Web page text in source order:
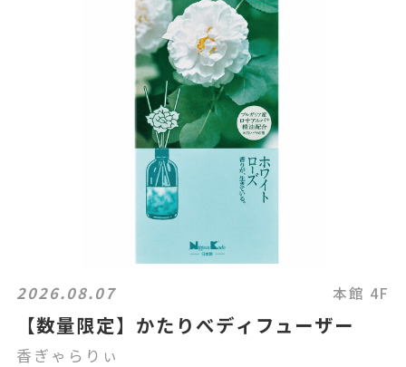
2026.08.07 本館 4F
【数量限定】かたりべディフューザー
香ぎゃらりぃ